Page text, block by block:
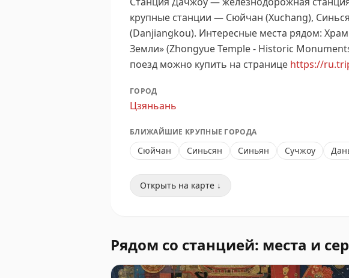
крупные станции — Сюйчан (Xuchang),
(Danjiangkou). Интересные места рядом:
Земли» (Zhongyue Temple - Historic
поезд можно купить на странице https://
ГОРОД
Цзяньань
БЛИЖАЙШИЕ КРУПНЫЕ ГОРОДА
Сюйчан Синьсян Синьян Сучжоу
Открыть на карте ↓
Рядом со станцией: места и